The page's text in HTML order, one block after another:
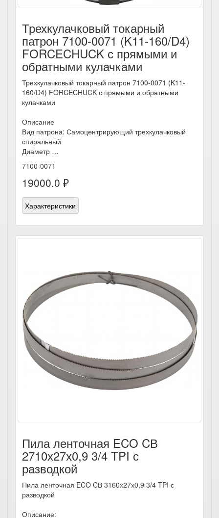
Трехкулачковый токарный
патрон 7100-0071 (K11-160/D4)
FORCECHUCK с прямыми и
обратными кулачками
Трехкулачковый токарный патрон 7100-0071 (K11-
160/D4) FORCECHUCK с прямыми и обратными
кулачками
Описание
Вид патрона: Самоцентрирующий трехкулачковый
спиральный
Диаметр …
7100-0071
19000.0 ₽
Характеристики
Пила ленточная ECO CВ
2710х27х0,9 3/4 TPI с
разводкой
Пила ленточная ECO CВ 3160х27х0,9 3/4 TPI с
разводкой
Описание: